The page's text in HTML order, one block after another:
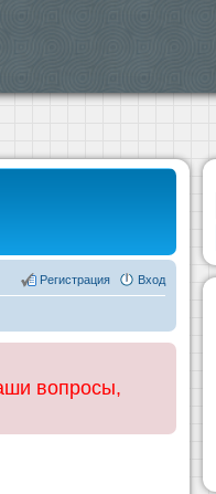
Вход
Регистрация
вопросы,